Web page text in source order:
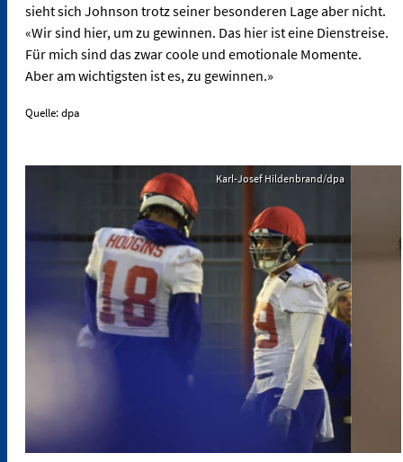
sieht sich Johnson trotz seiner besonderen Lage aber nicht.
«Wir sind hier, um zu gewinnen. Das hier ist eine Dienstreise.
Für mich sind das zwar coole und emotionale Momente.
Aber am wichtigsten ist es, zu gewinnen.»
Quelle: dpa
Karl-Josef Hildenbrand/dpa